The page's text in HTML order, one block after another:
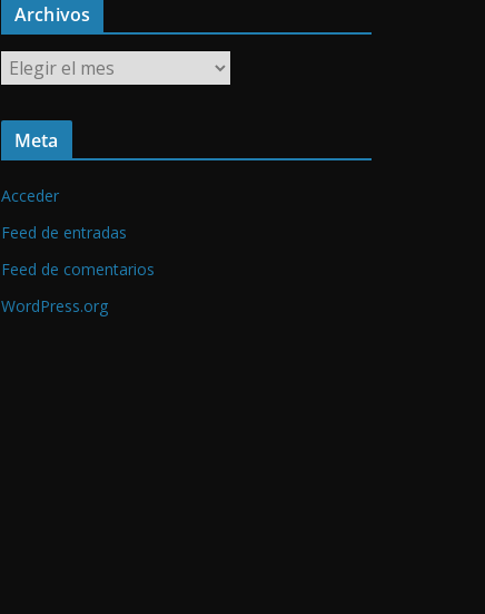
Archivos
r
c
v
o
s
Meta
Acceder
Feed de entradas
Feed de comentarios
WordPress.org